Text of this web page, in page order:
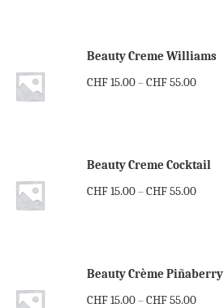
Beauty Creme Williams
CHF15.00–CHF55.00
Beauty Creme Cocktail
CHF15.00–CHF55.00
Beauty Crème Piñaberry
CHF15.00–CHF55.00